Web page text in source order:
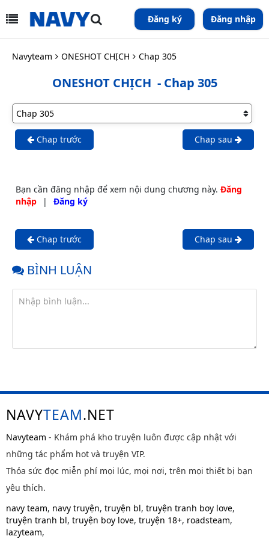
Đăng ký Đăng nhập
Navyteam ONESHOT CHỊCH Chap 305
ONESHOT CHỊCH - Chap 305
Chap trước Chap sau
Bạn cần đăng nhập để xem nội dung chương này. Đăng
nhập
| Đăng ký
Chap trước Chap sau
BÌNH LUẬN
NAVYTEAM.NET
Navyteam - Khám phá kho truyện luôn được cập nhật với
những tác phẩm hot và truyện VIP.
Thỏa sức đọc miễn phí mọi lúc, mọi nơi, trên mọi thiết bị bạn
yêu thích.
navy team, navy truyện, truyện bl, truyện tranh boy love,
truyện tranh bl, truyện boy love, truyện 18+, roadsteam,
lazyteam,